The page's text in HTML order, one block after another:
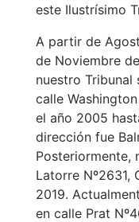
este Ilustrísimo
A partir de
de Noviembre
nuestro Tribunal
calle
el año 2005
dirección fue
Posteriormente,
Latorre Nº2631,
2019.
en calle Prat